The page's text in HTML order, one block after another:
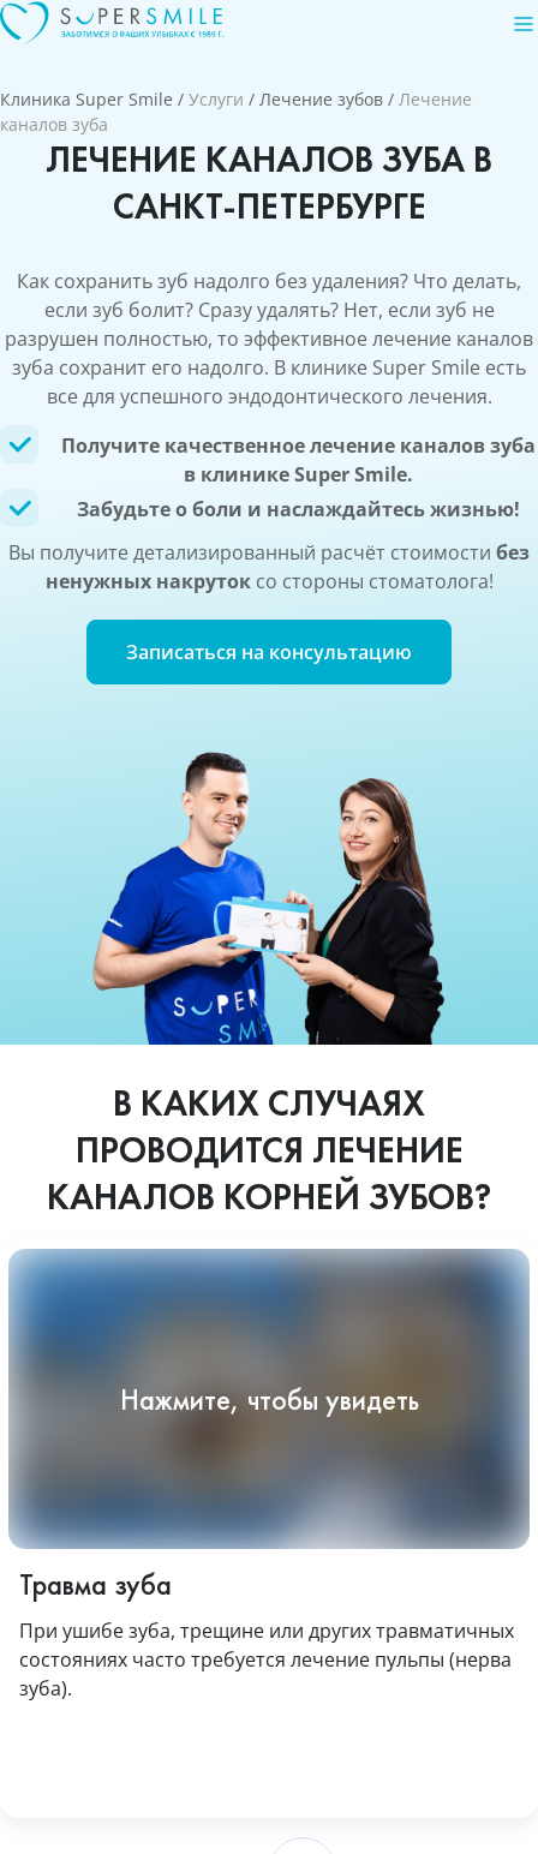
Клиника Super Smile / Услуги / Лечение зубов / Лечение
каналов зуба
ЛЕЧЕНИЕ КАНАЛОВ ЗУБА В
САНКТ-ПЕТЕРБУРГЕ
Как сохранить зуб надолго без удаления? Что делать,
если зуб болит? Сразу удалять? Нет, если зуб не
разрушен полностью, то эффективное лечение каналов
зуба сохранит его надолго. В клинике Super Smile есть
все для успешного эндодонтического лечения.
Получите качественное лечение каналов зуба
в клинике Super Smile.
Забудьте о боли и наслаждайтесь жизнью!
Вы получите детализированный расчёт стоимости без
ненужных накрутоксо стороны стоматолога!
Записаться на консультацию
В КАКИХ СЛУЧАЯХ
ПРОВОДИТСЯ ЛЕЧЕНИЕ
КАНАЛОВ КОРНЕЙ ЗУБОВ?
Травма зуба
При ушибе зуба, трещине или других травматичных
состояниях часто требуется лечение пульпы (нерва
зуба).